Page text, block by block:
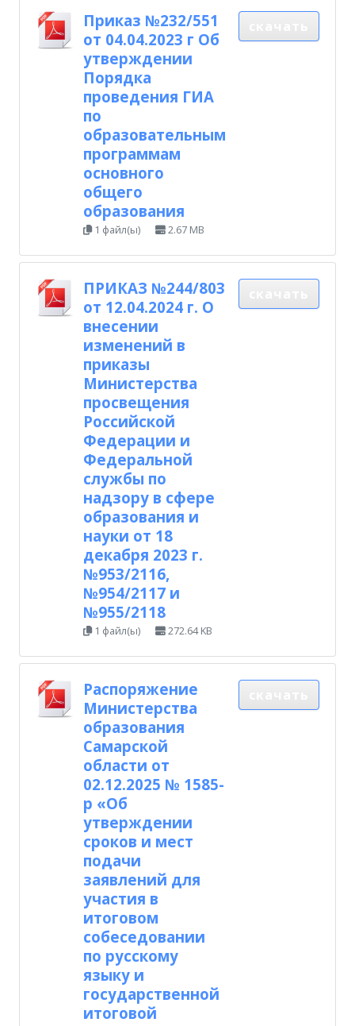
Приказ №232/551
от 04.04.2023 г Об
утверждении
Порядка
проведения ГИА
по
образовательным
программам
основного
общего
образования
1 файл(ы) 2.67 MB
ПРИКАЗ №244/803
от 12.04.2024 г. О
внесении
изменений в
приказы
Министерства
просвещения
Российской
Федерации и
Федеральной
службы по
надзору в сфере
образования и
науки от 18
декабря 2023 г.
№953/2116,
№954/2117 и
№955/2118
1 файл(ы) 272.64 KB
Распоряжение
Министерства
образования
Самарской
области от
02.12.2025 № 1585-
р «Об
утверждении
сроков и мест
подачи
заявлений для
участия в
итоговом
собеседовании
по русскому
языку и
государственной
итоговой